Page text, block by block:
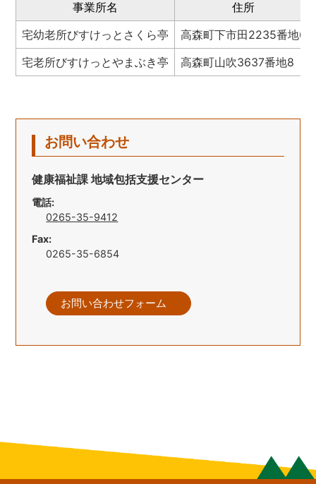
事業所名
住所
宅幼老所びすけっとさくら亭
高森町下市田2235番地6
宅老所びすけっとやまぶき亭
高森町山吹3637番地8
お問い合わせ
健康福祉課 地域包括支援センター
電話:
0265-35-9412
Fax:
0265-35-6854
お問い合わせフォーム